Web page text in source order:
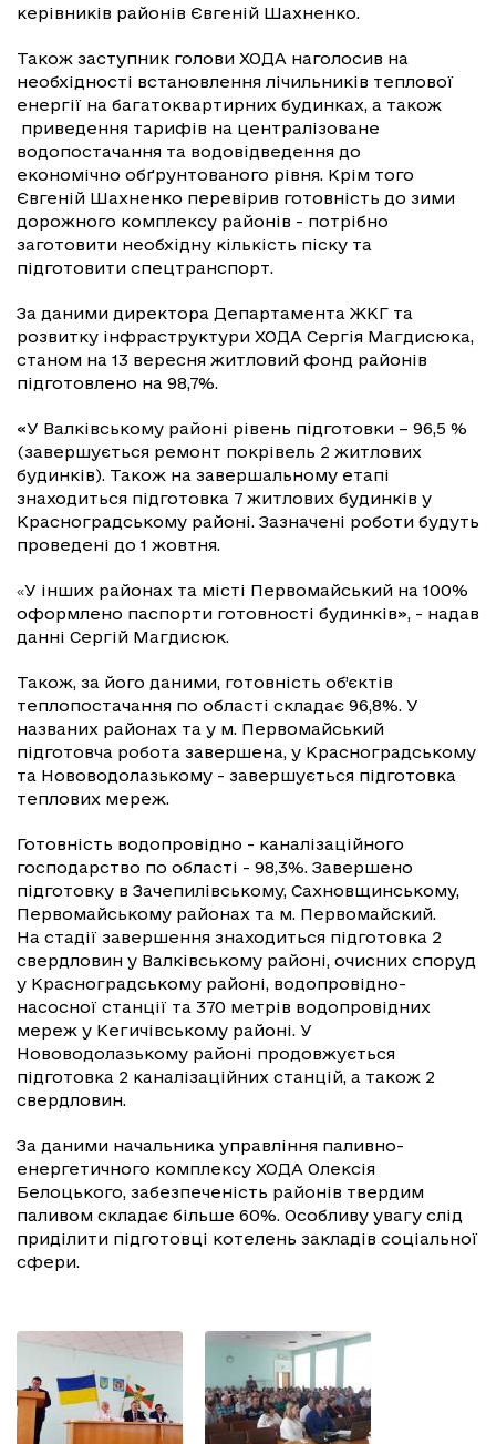
керівників районів Євгеній Шахненко.
Також заступник голови ХОДА наголосив на
необхідності встановлення лічильників теплової
енергії на багатоквартирних будинках, а також
приведення тарифів на централізоване
водопостачання та водовідведення до
економічно обґрунтованого рівня. Крім того
Євгеній Шахненко перевірив готовність до зими
дорожного комплексу районів - потрібно
заготовити необхідну кількість піску та
підготовити спецтранспорт.
За даними директора Департамента ЖКГ та
розвитку інфраструктури ХОДА Сергія Магдисюка,
станом на 13 вересня житловий фонд районів
підготовлено на 98,7%.
«У Валківському районі рівень підготовки – 96,5 %
(завершується ремонт покрівель 2 житлових
будинків). Також на завершальному етапі
знаходиться підготовка 7 житлових будинків у
Красноградському районі. Зазначені роботи будуть
проведені до 1 жовтня.
«У інших районах та місті Первомайський на 100%
оформлено паспорти готовності будинків», - надав
данні Сергій Магдисюк.
Також, за його даними, готовність об’єктів
теплопостачання по області складає 96,8%. У
названих районах та у м. Первомайський
підготовча робота завершена, у Красноградському
та Нововодолазькому - завершується підготовка
теплових мереж.
Готовність водопровідно - каналізаційного
господарство по області - 98,3%. Завершено
підготовку в Зачепилівському, Сахновщинському,
Первомайському районах та м. Первомайский.
На стадії завершення знаходиться підготовка 2
свердловин у Валківському районі, очисних споруд
у Красноградському районі, водопровідно-
насосної станції та 370 метрів водопровідних
мереж у Кегичівському районі. У
Нововодолазькому районі продовжується
підготовка 2 каналізаційних станцій, а також 2
свердловин.
За даними начальника управління паливно-
енергетичного комплексу ХОДА Олексія
Белоцького, забезпеченість районів твердим
паливом складає більше 60%. Особливу увагу слід
приділити підготовці котелень закладів соціальної
сфери.